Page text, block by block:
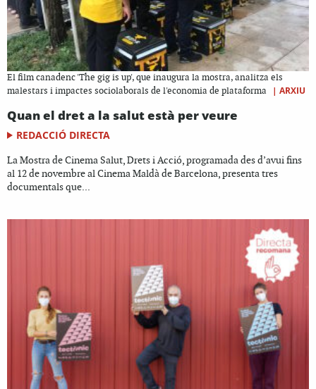
El film canadenc 'The gig is up', que inaugura la mostra, analitza els
malestars i impactes sociolaborals de l'economia de plataforma
| ARXIU
Quan el dret a la salut està per veure
REDACCIÓ DIRECTA
La Mostra de Cinema Salut, Drets i Acció, programada des d’avui fins
al 12 de novembre al Cinema Maldà de Barcelona, presenta tres
documentals que...